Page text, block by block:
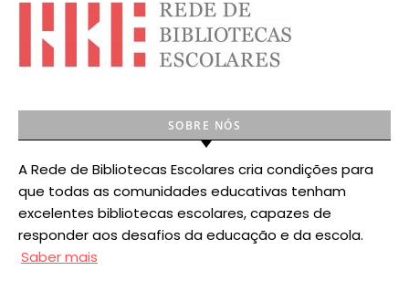
SOBRE NÓS
A Rede de Bibliotecas Escolares cria condições para
que todas as comunidades educativas tenham
excelentes bibliotecas escolares, capazes de
responder aos desafios da educação e da escola.
Saber mais